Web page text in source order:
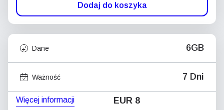
Dodaj do koszyka
Dane 6GB
Ważność 7 Dni
Więcej informacji EUR 8